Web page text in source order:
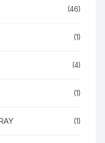
(46)
(1)
(4)
(1)
(1)